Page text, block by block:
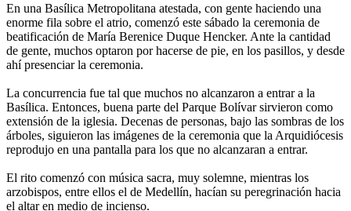
En una Basílica Metropolitana atestada, con gente haciendo una
enorme fila sobre el atrio, comenzó este sábado la ceremonia de
beatificación de María Berenice Duque Hencker. Ante la cantidad
de gente, muchos optaron por hacerse de pie, en los pasillos, y desde
ahí presenciar la ceremonia.
La concurrencia fue tal que muchos no alcanzaron a entrar a la
Basílica. Entonces, buena parte del Parque Bolívar sirvieron como
extensión de la iglesia. Decenas de personas, bajo las sombras de los
árboles, siguieron las imágenes de la ceremonia que la Arquidiócesis
reprodujo en una pantalla para los que no alcanzaran a entrar.
El rito comenzó con música sacra, muy solemne, mientras los
arzobispos, entre ellos el de Medellín, hacían su peregrinación hacia
el altar en medio de incienso.